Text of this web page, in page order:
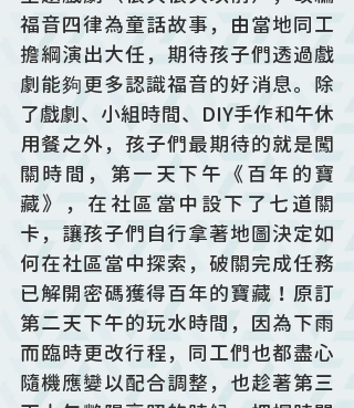
福音四律為童話故事，由當地同工
擔綱演出大任，期待孩子們透過戲
劇能夠更多認識福音的好消息。除
了戲劇、小組時間、DIY手作和午休
用餐之外，孩子們最期待的就是闖
關時間，第一天下午《百年的寶
藏》，在社區當中設下了七道關
卡，讓孩子們自行拿著地圖決定如
何在社區當中探索，破關完成任務
已解開密碼獲得百年的寶藏！原訂
第二天下午的玩水時間，因為下雨
而臨時更改行程，同工們也都盡心
隨機應變以配合調整，也趁著第三